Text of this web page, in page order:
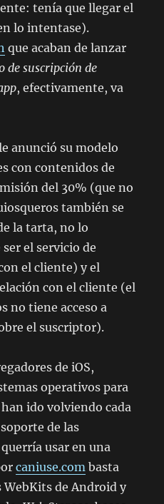
tenía que llegar el
lo intentase).
que acaban de lanzar
de suscripción de
, efectivamente, va
anunció su modelo
con contenidos de
del 30% (que no
también se
la tarta, no lo
el servicio de
el cliente) y el
con el cliente (el
no tiene acceso a
el suscriptor).
de iOS,
operativos para
ido volviendo cada
de las
usar en una
caniuse.com basta
WebKits de Android y